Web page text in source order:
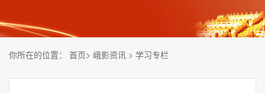
你所在的位置： 首页> 峨影资讯 > 学习专栏